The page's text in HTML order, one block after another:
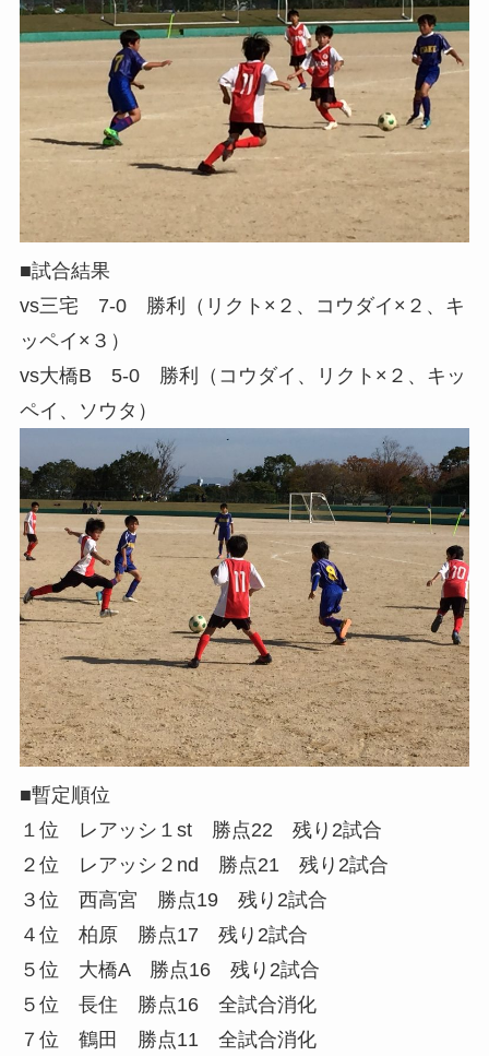
■試合結果
vs三宅 7-0 勝利（リクト×２、コウダイ×２、キ
ッペイ×３）
vs大橋B 5-0 勝利（コウダイ、リクト×２、キッ
ペイ、ソウタ）
■暫定順位
１位 レアッシ１st 勝点22 残り2試合
２位 レアッシ２nd 勝点21 残り2試合
３位 西高宮 勝点19 残り2試合
４位 柏原 勝点17 残り2試合
５位 大橋A 勝点16 残り2試合
５位 長住 勝点16 全試合消化
７位 鶴田 勝点11 全試合消化